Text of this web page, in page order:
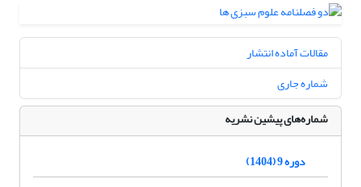
مقالات آماده انتشار
شماره جاری
شماره‌های پیشین نشریه
دوره 9 (1404)